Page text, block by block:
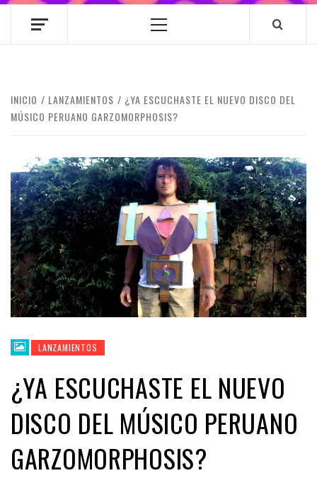
Menú
INICIO LANZAMIENTOS
¿YA ESCUCHASTE EL NUEVO DISCO DEL
MÚSICO PERUANO GARZOMORPHOSIS?
LANZAMIENTOS
¿YA ESCUCHASTE EL NUEVO
DISCO DEL MÚSICO PERUANO
GARZOMORPHOSIS?